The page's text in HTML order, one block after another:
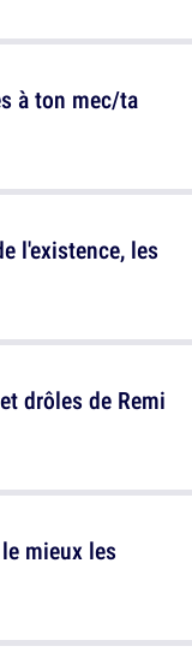
l'existence, les
mieux les
à ton mec/ta
drôles de Remi